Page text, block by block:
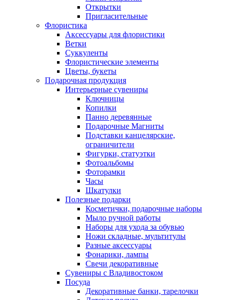
Открытки
Пригласительные
Флористика
Аксессуары для флористики
Ветки
Суккуленты
Флористические элементы
Цветы, букеты
Подарочная продукция
Интерьерные сувениры
Ключницы
Копилки
Панно деревянные
Подарочные Магниты
Подставки канцелярские,
ограничители
Фигурки, статуэтки
Фотоальбомы
Фоторамки
Часы
Шкатулки
Полезные подарки
Косметички, подарочные наборы
Мыло ручной работы
Наборы для ухода за обувью
Ножи складные, мультитулы
Разные аксессуары
Фонарики, лампы
Свечи декоративные
Сувениры с Владивостоком
Посуда
Декоративные банки, тарелочки